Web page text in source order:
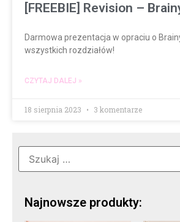
[FREEBIE] Revision –
Darmowa prezentacja w opraciu o
wszystkich rozdziałów!
CZYTAJ DALEJ »
18 sierpnia 2023 3 komentarze
Najnowsze produkty: